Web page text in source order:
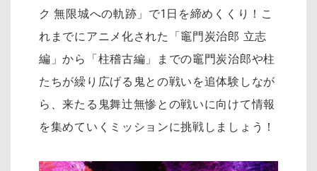
ク 無限城への軌跡」で1日を締めくくり！こ
れまでにアニメ化された「竈門炭治郎 立志
編」から「柱稽古編」までの竈門炭治郎や柱
たちが繰り広げる鬼との戦いを追体験しなが
ら、来たる鬼舞辻󠄀無惨との戦いに向けて情報
を集めていくミッションに挑戦しましょう！